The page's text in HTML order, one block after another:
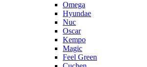
Omega
Hyundae
Nuc
Oscar
Kempo
Magic
Feel Green